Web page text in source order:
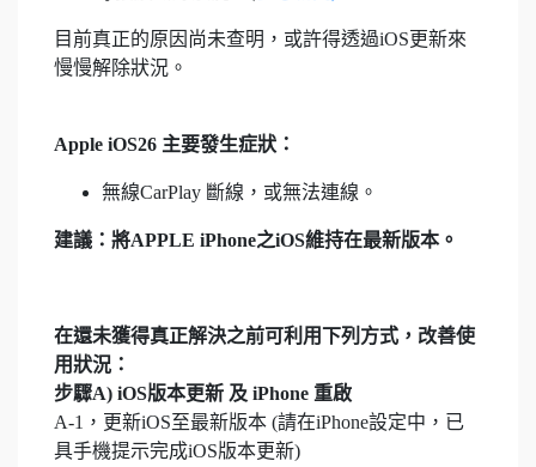
目前真正的原因尚未查明，或許得透過iOS更新來
慢慢解除狀況。
Apple iOS26 主要發生症狀：
無線CarPlay 斷線，或無法連線。
建議：將APPLE iPhone之iOS維持在最新版本。
在還未獲得真正解決之前可利用下列方式，改善使
用狀況：
步驟A) iOS版本更新 及 iPhone 重啟
A-1，更新iOS至最新版本 (請在iPhone設定中，已
具手機提示完成iOS版本更新)